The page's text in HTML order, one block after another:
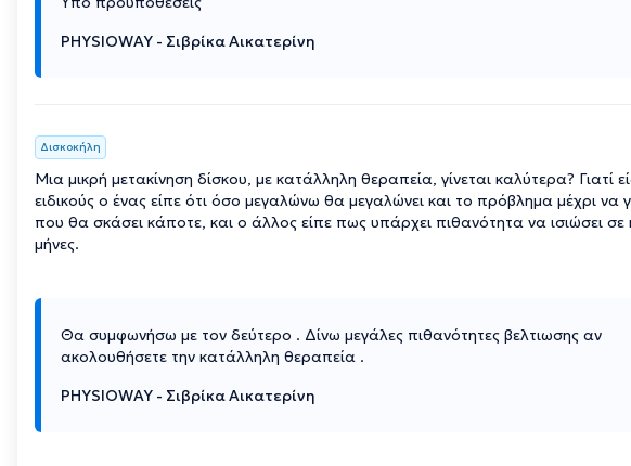
PHYSIOWAY - Σιβρίκα Αικατερίνη
Δισκοκήλη
Μια μικρή μετακίνηση δίσκου, με κατάλληλη θεραπεία, γίνεται καλύτερα? Γιατί
ειδικούς ο ένας είπε ότι όσο μεγαλώνω θα μεγαλώνει και το πρόβλημα μέχρι να
που θα σκάσει κάποτε, και ο άλλος είπε πως υπάρχει πιθανότητα να ισιώσει σε
μήνες.
Θα συμφωνήσω με τον δεύτερο . Δίνω μεγάλες πιθανότητες βελτιωσης αν
ακολουθήσετε την κατάλληλη θεραπεία .
PHYSIOWAY - Σιβρίκα Αικατερίνη